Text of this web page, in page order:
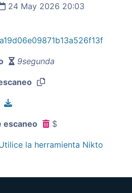
24 May 2026 20:03
9segunda
escaneo $
la herramienta Nikto